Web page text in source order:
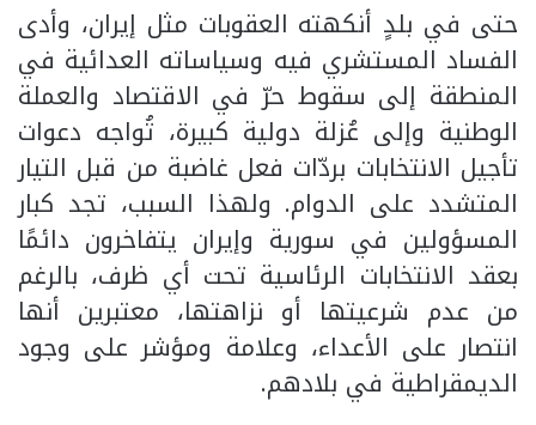
حتى في بلدٍ أنكهته العقوبات مثل إيران، وأدى
الفساد المستشري فيه وسياساته العدائية في
المنطقة إلى سقوط حرّ في الاقتصاد والعملة
الوطنية وإلى عُزلة دولية كبيرة، تُواجه دعوات
تأجيل الانتخابات بردّات فعل غاضبة من قبل التيار
المتشدد على الدوام. ولهذا السبب، تجد كبار
المسؤولين في سورية وإيران يتفاخرون دائمًا
بعقد الانتخابات الرئاسية تحت أي ظرف، بالرغم
من عدم شرعيتها أو نزاهتها، معتبرين أنها
انتصار على الأعداء، وعلامة ومؤشر على وجود
الديمقراطية في بلادهم.